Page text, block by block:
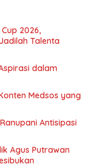
2026,
Talenta
dalam
Medsos yang
Antisipasi
Agus Putrawan